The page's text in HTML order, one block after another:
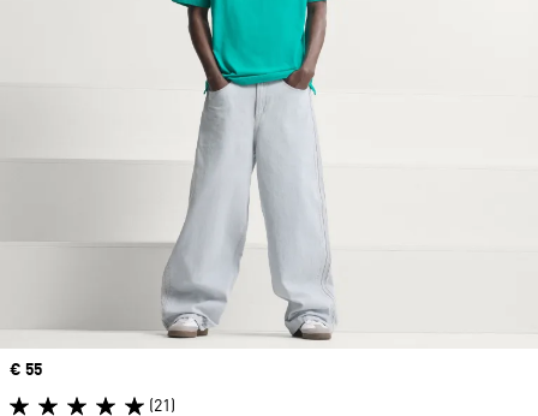
Precio
€ 55
(21)